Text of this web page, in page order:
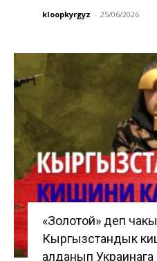
kloopkyrgyz - 25/06/2026
«Золотой» деп
Кыргызстандык
алданып Украинага